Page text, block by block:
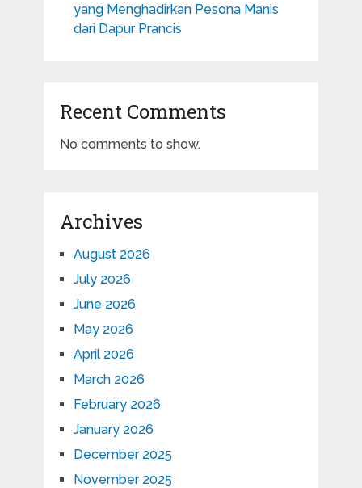
yang Menghadirkan Pesona Manis
dari Dapur Prancis
Recent Comments
No comments to show.
Archives
August 2026
July 2026
June 2026
May 2026
April 2026
March 2026
February 2026
January 2026
December 2025
November 2025